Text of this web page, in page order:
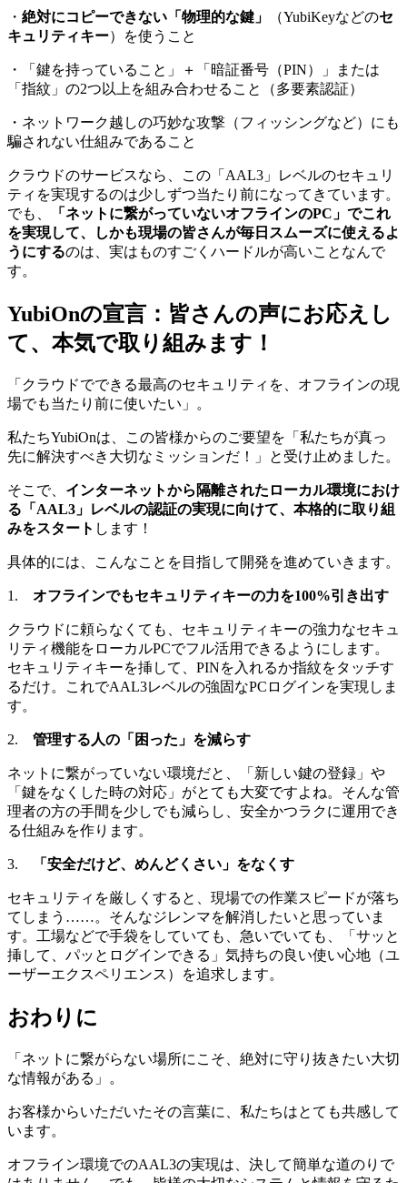
・ 絶対にコピーできない「物理的な鍵」 （YubiKeyなどのセ
キュリティキー）を使うこと
・「鍵を持っていること」＋「暗証番号（PIN）」または
「指紋」の2つ以上を組み合わせること（多要素認証）
・ネットワーク越しの巧妙な攻撃（フィッシングなど）にも
騙されない仕組みであること
クラウドのサービスなら、この「AAL3」レベルのセキュリ
ティを実現するのは少しずつ当たり前になってきています。
でも、
「ネットに繋がっていないオフラインのPC」でこれ
を実現して、しかも現場の皆さんが毎日スムーズに使えるよ
うにするのは、実はものすごくハードルが高いことなんで
す。
YubiOnの宣言：皆さんの声にお応えし
て、本気で取り組みます！
「クラウドでできる最高のセキュリティを、オフラインの現
場でも当たり前に使いたい」。
私たちYubiOnは、この皆様からのご要望を「私たちが真っ
先に解決すべき大切なミッションだ！」と受け止めました。
そこで、 インターネットから隔離されたローカル環境におけ
る「AAL3」レベルの認証の実現に向けて、本格的に取り組
みをスタート します！
具体的には、こんなことを目指して開発を進めていきます。
1. オフラインでもセキュリティキーの力を100%引き出す
クラウドに頼らなくても、セキュリティキーの強力なセキュ
リティ機能をローカルPCでフル活用できるようにします。
セキュリティキーを挿して、PINを入れるか指紋をタッチす
るだけ。これでAAL3レベルの強固なPCログインを実現しま
す。
2. 管理する人の「困った」を減らす
ネットに繋がっていない環境だと、「新しい鍵の登録」や
「鍵をなくした時の対応」がとても大変ですよね。そんな管
理者の方の手間を少しでも減らし、安全かつラクに運用でき
る仕組みを作ります。
3. 「安全だけど、めんどくさい」をなくす
セキュリティを厳しくすると、現場での作業スピードが落ち
てしまう……。そんなジレンマを解消したいと思っていま
す。工場などで手袋をしていても、急いでいても、「サッと
挿して、パッとログインできる」気持ちの良い使い心地（ユ
ーザーエクスペリエンス）を追求します。
おわりに
「ネットに繋がらない場所にこそ、絶対に守り抜きたい大切
な情報がある」。
お客様からいただいたその言葉に、私たちはとても共感して
います。
オフライン環境でのAAL3の実現は、決して簡単な道のりで